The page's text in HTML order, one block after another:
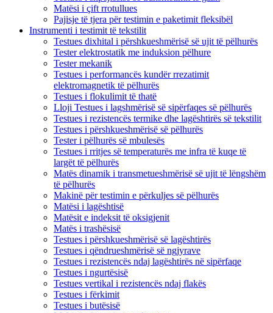
Matësi i çift rrotullues
Pajisje të tjera për testimin e paketimit fleksibël
Instrumenti i testimit të tekstilit
Testues dixhital i përshkueshmërisë së ujit të pëlhurës
Tester elektrostatik me induksion pëlhure
Tester mekanik
Testues i performancës kundër rrezatimit
elektromagnetik të pëlhurës
Testues i flokulimit të thatë
Lloji Testues i lagshmërisë së sipërfaqes së pëlhurës
Testues i rezistencës termike dhe lagështirës së tekstilit
Testues i përshkueshmërisë së pëlhurës
Tester i pëlhurës së mbulesës
Testues i rritjes së temperaturës me infra të kuqe të
largët të pëlhurës
Matës dinamik i transmetueshmërisë së ujit të lëngshëm
të pëlhurës
Makinë për testimin e përkuljes së pëlhurës
Matësi i lagështisë
Matësit e indeksit të oksigjenit
Matës i trashësisë
Testues i përshkueshmërisë së lagështirës
Testues i qëndrueshmërisë së ngjyrave
Testues i rezistencës ndaj lagështirës në sipërfaqe
Testues i ngurtësisë
Testues vertikal i rezistencës ndaj flakës
Testues i fërkimit
Testues i butësisë